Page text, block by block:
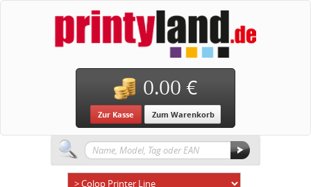
0.00 €
Zur Kasse Zum Warenkorb